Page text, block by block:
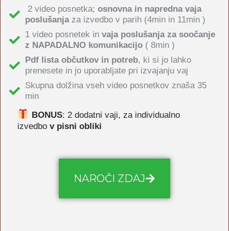
2 video posnetka;osnovna in napredna vaja
poslušanjaza izvedbo v parih (4min in 11min )
1 video posnetek invaja poslušanja za soočanje
z NAPADALNO komunikacijo ( 8min )
Pdf lista občutkov in potreb, ki si jo lahko
prenesete in jo uporabljate pri izvajanju vaj
Skupna dolžina vseh video posnetkov znaša 35
min
BONUS: 2 dodatni vaji, za individualno
izvedbo v pisni obliki
NAROČI ZDAJ